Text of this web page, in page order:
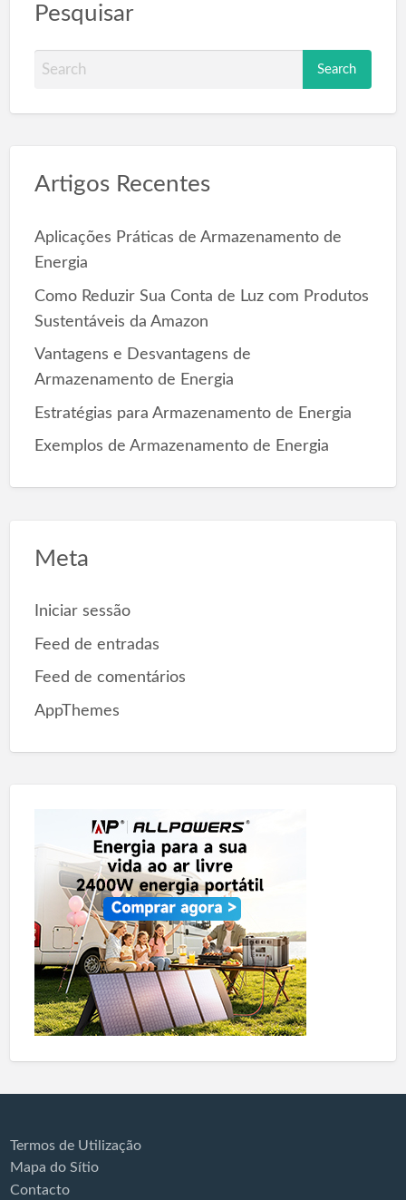
Pesquisar
a
h
o
r
Artigos Recentes
Aplicações Práticas de Armazenamento de
Energia
Como Reduzir Sua Conta de Luz com Produtos
Sustentáveis da Amazon
Vantagens e Desvantagens de
Armazenamento de Energia
Estratégias para Armazenamento de Energia
Exemplos de Armazenamento de Energia
Meta
Iniciar sessão
Feed de entradas
Feed de comentários
AppThemes
Termos de Utilização
Mapa do Sítio
Contacto